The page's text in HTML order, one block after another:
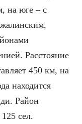
на юге – с
Расстояние
450 км, на
находится
Район
сел.